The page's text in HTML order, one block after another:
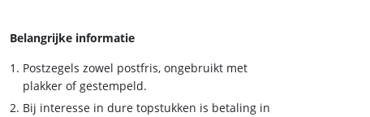
Belangrijke informatie
Postzegels zowel postfris, ongebruikt met
plakker of gestempeld.
Bij interesse in dure topstukken is betaling in